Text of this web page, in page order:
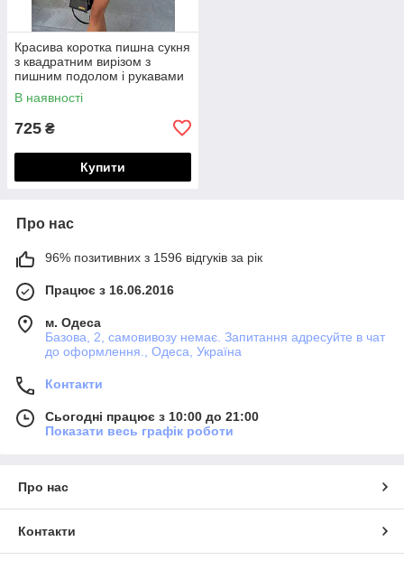
Красива коротка пишна сукня
з квадратним вирізом з
пишним подолом і рукавами
"ліхтариками"
В наявності
725 ₴
Купити
Про нас
96% позитивних з 1596 відгуків за рік
Працює з 16.06.2016
м. Одеса
Базова, 2, самовивозу немає. Запитання адресуйте в чат
до оформлення., Одеса, Україна
Контакти
Сьогодні працює з 10:00 до 21:00
Показати весь графік роботи
Про нас
Контакти